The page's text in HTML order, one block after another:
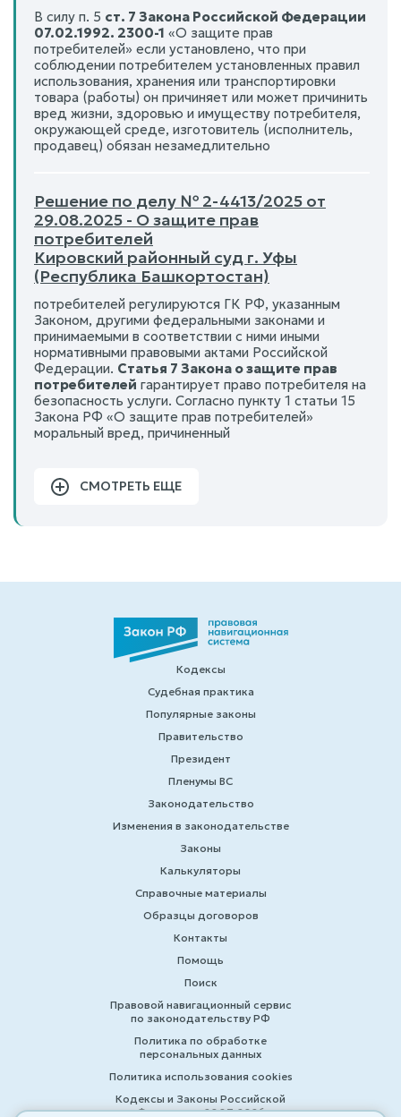
В силу п. 5 ст. 7 Закона Российской Федерации
07.02.1992. 2300-1 «О защите прав
потребителей» если установлено, что при
соблюдении потребителем установленных правил
использования, хранения или транспортировки
товара (работы) он причиняет или может причинить
вред жизни, здоровью и имуществу потребителя,
окружающей среде, изготовитель (исполнитель,
продавец) обязан незамедлительно
Решение по делу № 2-4413/2025 от
29.08.2025 - О защите прав
потребителей
Кировский районный суд г. Уфы
(Республика Башкортостан)
потребителей регулируются ГК РФ, указанным
Законом, другими федеральными законами и
принимаемыми в соответствии с ними иными
нормативными правовыми актами Российской
Федерации. Статья 7 Закона о защите прав
потребителей гарантирует право потребителя на
безопасность услуги. Согласно пункту 1 статьи 15
Закона РФ «О защите прав потребителей»
моральный вред, причиненный
СМОТРЕТЬ ЕЩЕ
Кодексы
Судебная практика
Популярные законы
Правительство
Президент
Пленумы ВС
Законодательство
Изменения в законодательстве
Законы
Калькуляторы
Справочные материалы
Образцы договоров
Контакты
Помощь
Поиск
Правовой навигационный сервис
по законодательству РФ
Политика по обработке
персональных данных
Политика использования cookies
Кодексы и Законы Российской
Федерации 2007-2026